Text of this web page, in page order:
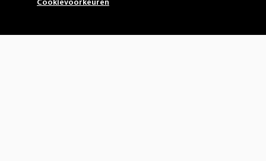
Cookievoorkeuren